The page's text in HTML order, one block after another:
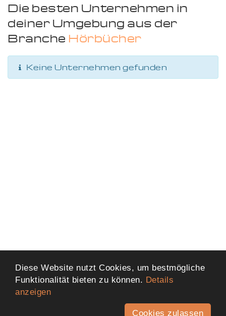
Die besten Unternehmen in
deiner Umgebung aus der
Branche Hörbücher
Keine Unternehmen gefunden
Diese Website nutzt Cookies, um bestmögliche
Funktionalität bieten zu können. Details
anzeigen
Cookies zulassen